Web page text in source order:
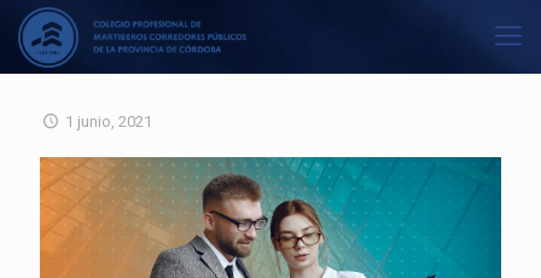
1 junio, 2021